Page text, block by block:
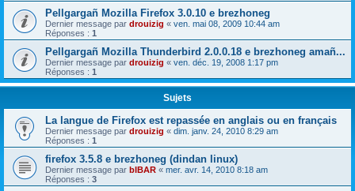
Pellgargañ Mozilla Firefox 3.0.10 e brezhoneg
Dernier message par drouizig « ven. mai 08, 2009 10:44 am
Réponses : 1
Pellgargañ Mozilla Thunderbird 2.0.0.18 e brezhoneg amañ...
Dernier message par drouizig « ven. déc. 19, 2008 1:17 pm
Réponses : 1
Sujets
La langue de Firefox est repassée en anglais ou en français
Dernier message par drouizig « dim. janv. 24, 2010 8:29 am
Réponses : 1
firefox 3.5.8 e brezhoneg (dindan linux)
Dernier message par bIBAR « mer. avr. 14, 2010 8:18 am
Réponses : 3